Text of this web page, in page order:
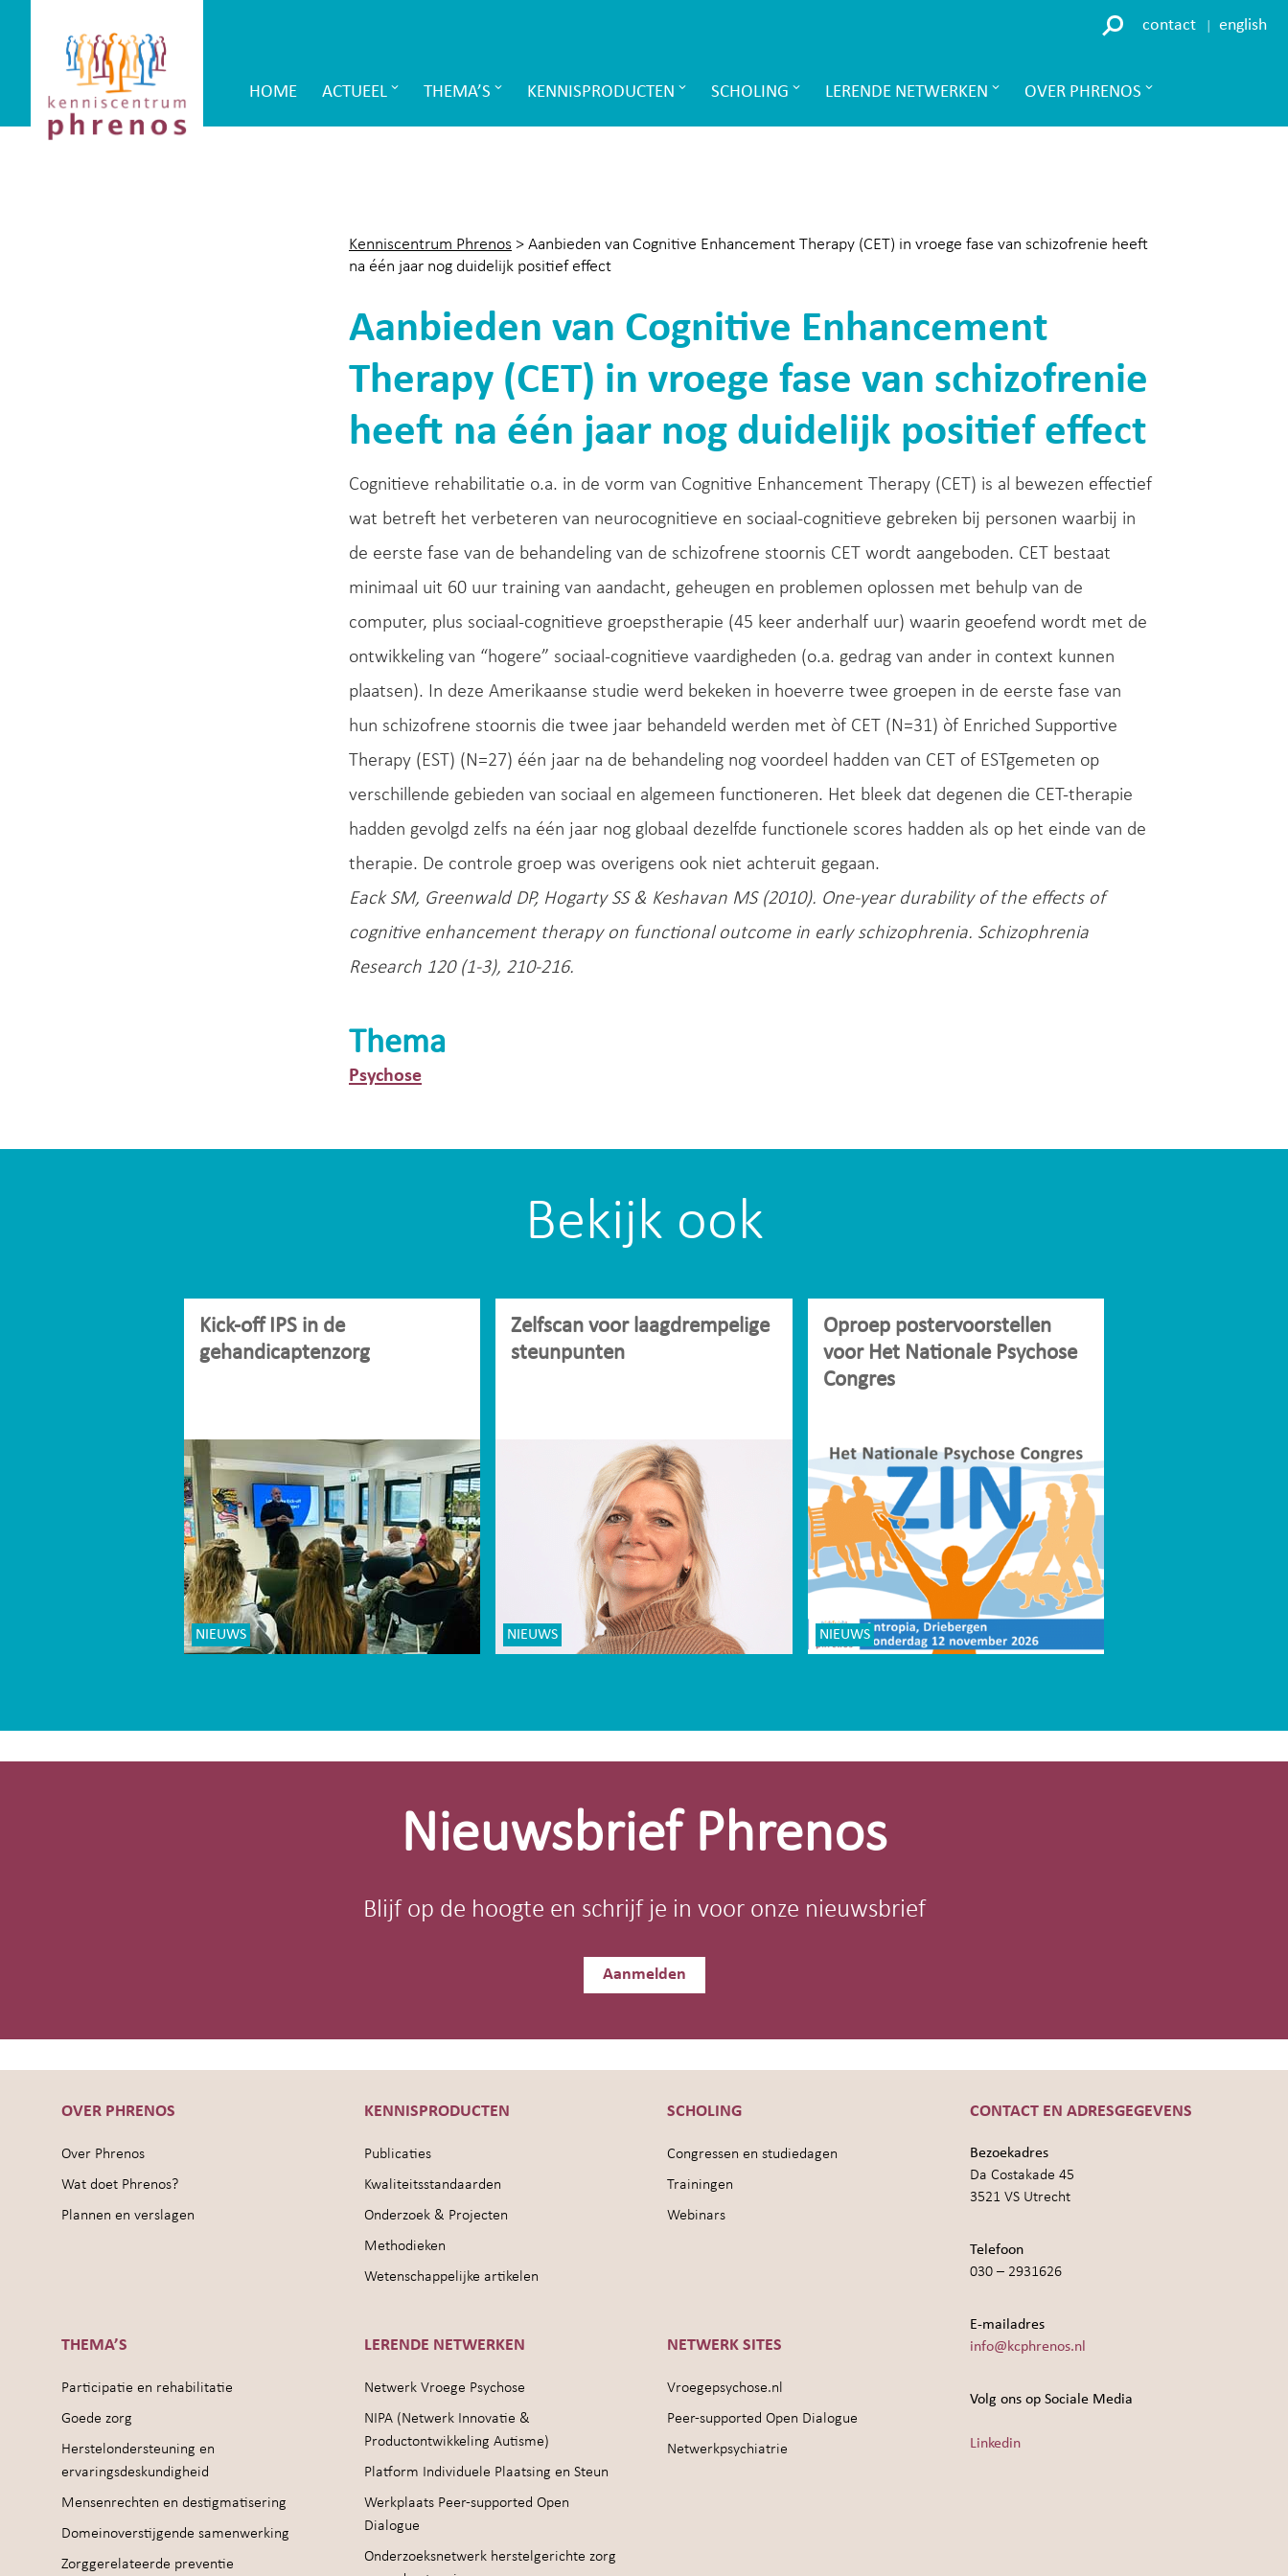
Phrenos
website
contact english
Main
HOME ACTUEEL THEMA’S KENNISPRODUCTEN SCHOLING LERENDE NETWERKEN OVER PHRENOS
Kenniscentrum Phrenos > Aanbieden van Cognitive Enhancement Therapy (CET) in vroege fase van schizofrenie heeft
na één jaar nog duidelijk positief effect
Aanbieden van Cognitive Enhancement
Therapy (CET) in vroege fase van schizofrenie
heeft na één jaar nog duidelijk positief effect
Cognitieve rehabilitatie o.a. in de vorm van Cognitive Enhancement Therapy (CET) is al bewezen effectief
wat betreft het verbeteren van neurocognitieve en sociaal-cognitieve gebreken bij personen waarbij in
de eerste fase van de behandeling van de schizofrene stoornis CET wordt aangeboden. CET bestaat
minimaal uit 60 uur training van aandacht, geheugen en problemen oplossen met behulp van de
computer, plus sociaal-cognitieve groepstherapie (45 keer anderhalf uur) waarin geoefend wordt met de
ontwikkeling van “hogere” sociaal-cognitieve vaardigheden (o.a. gedrag van ander in context kunnen
plaatsen). In deze Amerikaanse studie werd bekeken in hoeverre twee groepen in de eerste fase van
hun schizofrene stoornis die twee jaar behandeld werden met òf CET (N=31) òf Enriched Supportive
Therapy (EST) (N=27) één jaar na de behandeling nog voordeel hadden van CET of ESTgemeten op
verschillende gebieden van sociaal en algemeen functioneren. Het bleek dat degenen die CET-therapie
hadden gevolgd zelfs na één jaar nog globaal dezelfde functionele scores hadden als op het einde van de
therapie. De controle groep was overigens ook niet achteruit gegaan.
Eack SM, Greenwald DP, Hogarty SS & Keshavan MS (2010). One-year durability of the effects of
cognitive enhancement therapy on functional outcome in early schizophrenia. Schizophrenia
Research 120 (1-3), 210-216.
Thema
Psychose
Bekijk ook
Kick-off IPS in de
gehandicaptenzorg
NIEUWS
Zelfscan voor laagdrempelige
steunpunten
NIEUWS
Oproep postervoorstellen
voor Het Nationale Psychose
Congres
NIEUWS
footer
Nieuwsbrief Phrenos
Blijf op de hoogte en schrijf je in voor onze nieuwsbrief
Aanmelden
OVER PHRENOS
Over Phrenos
Wat doet Phrenos?
Plannen en verslagen
KENNISPRODUCTEN
Publicaties
Kwaliteitsstandaarden
Onderzoek & Projecten
Methodieken
Wetenschappelijke artikelen
SCHOLING
Congressen en studiedagen
Trainingen
Webinars
THEMA’S
Participatie en rehabilitatie
Goede zorg
Herstelondersteuning en
ervaringsdeskundigheid
Mensenrechten en destigmatisering
Domeinoverstijgende samenwerking
Zorggerelateerde preventie
LERENDE NETWERKEN
Netwerk Vroege Psychose
NIPA (Netwerk Innovatie &
Productontwikkeling Autisme)
Platform Individuele Plaatsing en Steun
Werkplaats Peer-supported Open
Dialogue
Onderzoeksnetwerk herstelgerichte zorg
NETWERK SITES
Vroegepsychose.nl
Peer-supported Open Dialogue
Netwerkpsychiatrie
CONTACT EN ADRESGEGEVENS
Bezoekadres
Da Costakade 45
3521 VS Utrecht
Telefoon
030 – 2931626
E-mailadres
info@kcphrenos.nl
Volg ons op Sociale Media
Linkedin